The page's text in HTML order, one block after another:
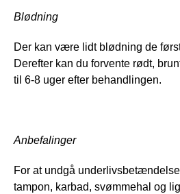
Blødning
Der kan være lidt blødning de
Derefter kan du forvente rødt,
til 6-8 uger efter behandlingen.
Anbefalinger
For at undgå
tampon, karbad, svømmehal og